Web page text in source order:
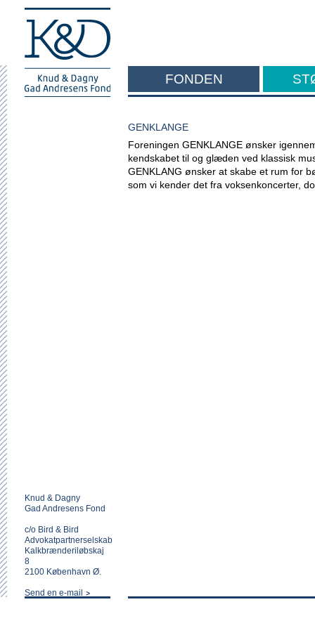
FONDEN
GENKLANGE
Foreningen GENKLANGE ønsker
kendskabet til og glæden ved klassisk
GENKLANG ønsker at skabe et rum for
som vi kender det fra voksenkoncerter,
Knud & Dagny
Gad Andresens Fond
c/o Bird & Bird
Advokatpartnerselskab
Kalkbrænderiløbskaj
8
2100 København Ø.
Send en e-mail